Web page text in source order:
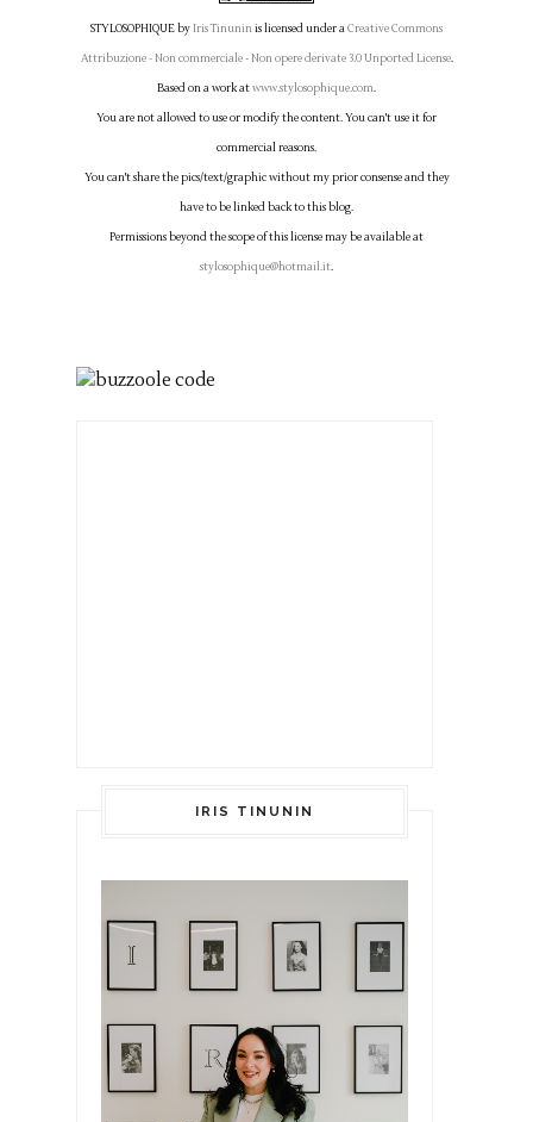
STYLOSOPHIQUE byIris Tinuninis licensed under aCreative Commons
Attribuzione - Non commerciale - Non opere derivate 3.0 Unported License.
Based on a work atwww.stylosophique.com.
You are not allowed to use or modify the content. You can't use it for
commercial reasons.
You can't share the pics/text/graphic without my prior consense and they
have to be linked back to this blog.
Permissions beyond the scope of this license may be available at
stylosophique@hotmail.it.
IRIS TINUNIN